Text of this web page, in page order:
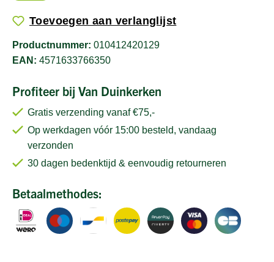
Toevoegen aan verlanglijst
Productnummer: 010412420129
EAN: 4571633766350
Profiteer bij Van Duinkerken
Gratis verzending vanaf €75,-
Op werkdagen vóór 15:00 besteld, vandaag
verzonden
30 dagen bedenktijd & eenvoudig retourneren
Betaalmethodes: